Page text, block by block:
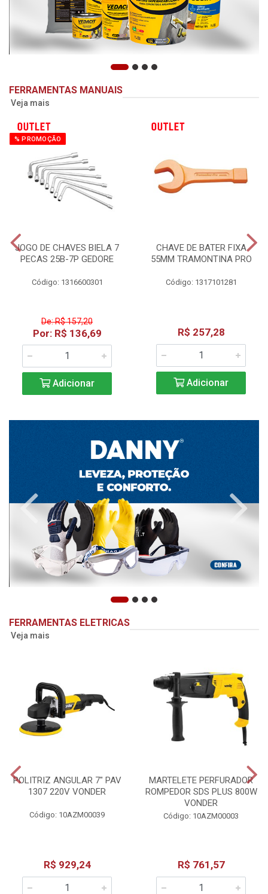
FERRAMENTAS MANUAIS
Veja mais
% PROMOÇÃO
JOGO DE CHAVES BIELA 7
PECAS 25B-7P GEDORE
Código: 1316600301
De: R$ 157,20
Por: R$ 136,69
Adicionar
CHAVE DE BATER FIXA
55MM TRAMONTINA PRO
Código: 1317101281
R$ 257,28
Adicionar
FERRAMENTAS ELETRICAS
Veja mais
POLITRIZ ANGULAR 7" PAV
1307 220V VONDER
Código: 10AZM00039
R$ 929,24
MARTELETE PERFURADOR
ROMPEDOR SDS PLUS 800W
VONDER
Código: 10AZM00003
R$ 761,57